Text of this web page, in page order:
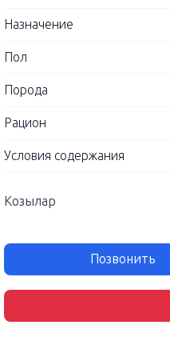
Назначение
Пол
Порода
Рацион
Условия содержания
Козылар
Позвонить